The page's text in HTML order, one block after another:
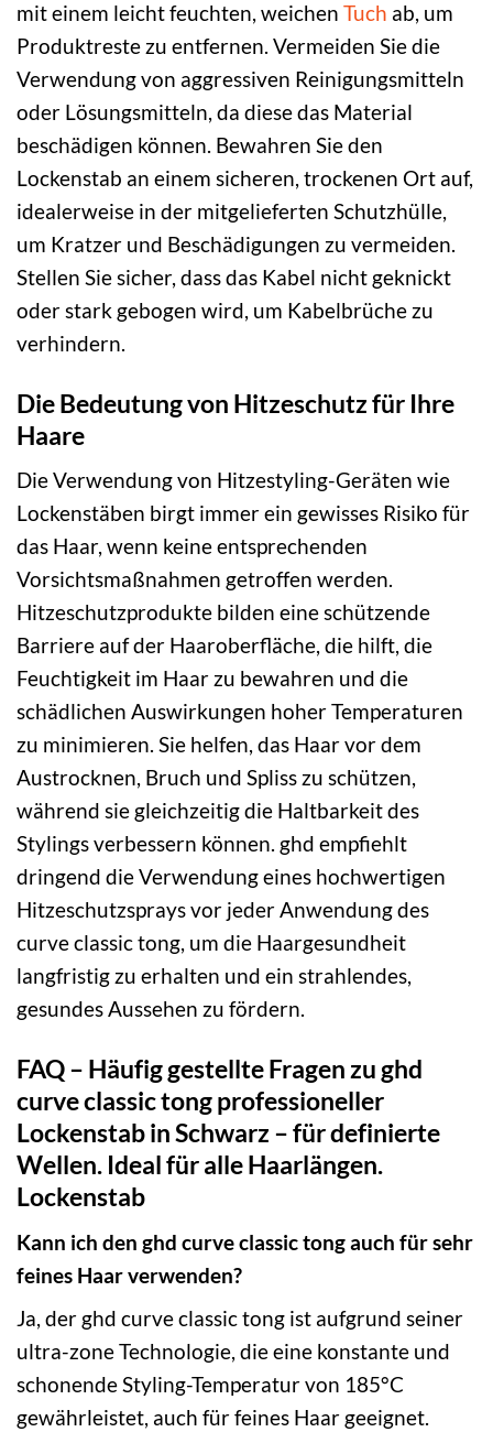
mit einem leicht feuchten, weichen Tuch ab, um
Produktreste zu entfernen. Vermeiden Sie die
Verwendung von aggressiven Reinigungsmitteln
oder Lösungsmitteln, da diese das Material
beschädigen können. Bewahren Sie den
Lockenstab an einem sicheren, trockenen Ort auf,
idealerweise in der mitgelieferten Schutzhülle,
um Kratzer und Beschädigungen zu vermeiden.
Stellen Sie sicher, dass das Kabel nicht geknickt
oder stark gebogen wird, um Kabelbrüche zu
verhindern.
Die Bedeutung von Hitzeschutz für Ihre
Haare
Die Verwendung von Hitzestyling-Geräten wie
Lockenstäben birgt immer ein gewisses Risiko für
das Haar, wenn keine entsprechenden
Vorsichtsmaßnahmen getroffen werden.
Hitzeschutzprodukte bilden eine schützende
Barriere auf der Haaroberfläche, die hilft, die
Feuchtigkeit im Haar zu bewahren und die
schädlichen Auswirkungen hoher Temperaturen
zu minimieren. Sie helfen, das Haar vor dem
Austrocknen, Bruch und Spliss zu schützen,
während sie gleichzeitig die Haltbarkeit des
Stylings verbessern können. ghd empfiehlt
dringend die Verwendung eines hochwertigen
Hitzeschutzsprays vor jeder Anwendung des
curve classic tong, um die Haargesundheit
langfristig zu erhalten und ein strahlendes,
gesundes Aussehen zu fördern.
FAQ – Häufig gestellte Fragen zu ghd
curve classic tong professioneller
Lockenstab in Schwarz – für definierte
Wellen. Ideal für alle Haarlängen.
Lockenstab
Kann ich den ghd curve classic tong auch für sehr
feines Haar verwenden?
Ja, der ghd curve classic tong ist aufgrund seiner
ultra-zone Technologie, die eine konstante und
schonende Styling-Temperatur von 185°C
gewährleistet, auch für feines Haar geeignet.